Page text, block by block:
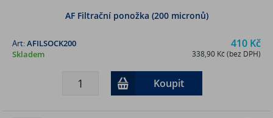
AF Filtrační ponožka (200 micronů)
410 Kč
338,90 Kč (bez DPH)
Art:AFILSOCK200
Skladem
Koupit